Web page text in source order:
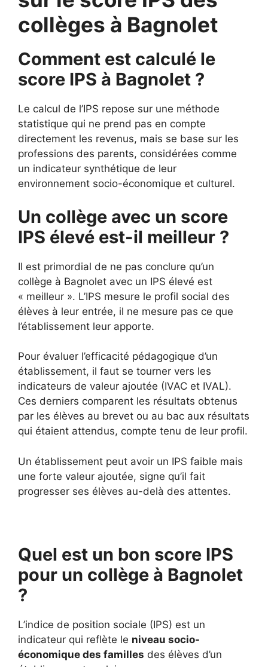
collèges à Bagnolet
Comment est calculé le
score IPS à Bagnolet ?
Le calcul de l’IPS repose sur une méthode
statistique qui ne prend pas en compte
directement les revenus, mais se base sur les
professions des parents, considérées comme
un indicateur synthétique de leur
environnement socio-économique et culturel.
Un collège avec un score
IPS élevé est-il meilleur ?
Il est primordial de ne pas conclure qu’un
collège à Bagnolet avec un IPS élevé est
« meilleur ». L’IPS mesure le profil social des
élèves à leur entrée, il ne mesure pas ce que
l’établissement leur apporte.
Pour évaluer l’efficacité pédagogique d’un
établissement, il faut se tourner vers les
indicateurs de valeur ajoutée (IVAC et IVAL).
Ces derniers comparent les résultats obtenus
par les élèves au brevet ou au bac aux résultats
qui étaient attendus, compte tenu de leur profil.
Un établissement peut avoir un IPS faible mais
une forte valeur ajoutée, signe qu’il fait
progresser ses élèves au-delà des attentes.
Quel est un bon score IPS
pour un collège à Bagnolet
?
L’indice de position sociale (IPS) est un
indicateur qui reflète le niveau socio-
économique des familles des élèves d’un